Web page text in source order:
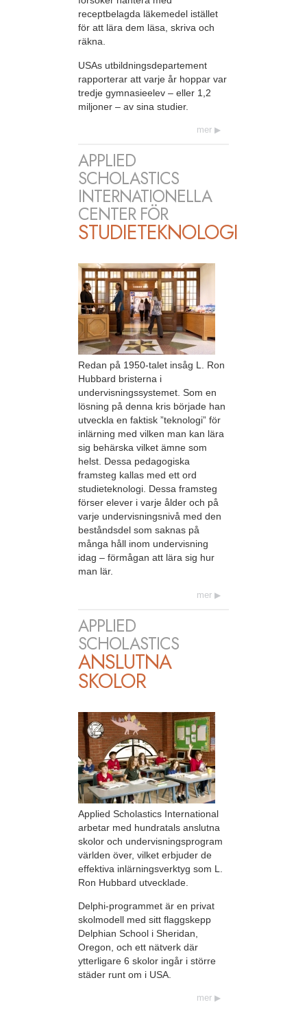
receptbelagda läkemedel istället
för att lära dem läsa, skriva och
räkna.
USAs utbildningsdepartement
rapporterar att varje år hoppar var
tredje gymnasieelev – eller 1,2
miljoner – av sina studier.
mer
APPLIED
SCHOLASTICS
INTERNATIONELLA
CENTER FÖR
STUDIETEKNOLOGI
Redan på 1950-talet insåg L. Ron
Hubbard bristerna i
undervisningssystemet. Som en
lösning på denna kris började han
utveckla en faktisk ”teknologi” för
inlärning med vilken man kan lära
sig behärska vilket ämne som
helst. Dessa pedagogiska
framsteg kallas med ett ord
studieteknologi. Dessa framsteg
förser elever i varje ålder och på
varje undervisningsnivå med den
beståndsdel som saknas på
många håll inom undervisning
idag – förmågan att lära sig hur
man lär.
mer
APPLIED
SCHOLASTICS
ANSLUTNA
SKOLOR
Applied Scholastics International
arbetar med hundratals anslutna
skolor och undervisningsprogram
världen över, vilket erbjuder de
effektiva inlärningsverktyg som L.
Ron Hubbard utvecklade.
Delphi-programmet är en privat
skolmodell med sitt flaggskepp
Delphian School i Sheridan,
Oregon, och ett nätverk där
ytterligare 6 skolor ingår i större
städer runt om i USA.
mer